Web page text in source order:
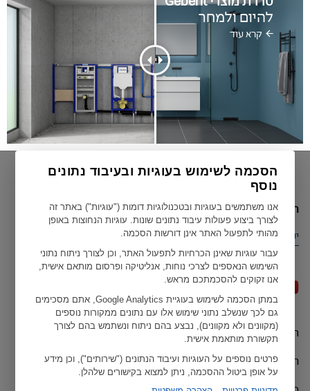
להיום ולמחר
הסכמה לשימוש בעוגיות ובעיבוד נתונים
נוסף
אנו משתמשים בעוגיות ובטכנולוגיות דומות ("עוגיות") באתר זה
לצורך ביצוע פעולות עיבוד נתונים שונות. עוגיות הנחוצות באופן
מהותי לתפעול האתר אינן דורשות הסכמה.
עבור עוגיות שאינן הכרחיות לתפעול האתר, וכן לצורך ניתוח נתוני
השימוש הנאספים לצרכי נוחות, אנליטיקה ופרסום מותאם אישית,
אנו זקוקים להסכמתכם מראש.
במתן הסכמה לשימוש בעוגיית Google Analytics, אתם מסכימים
גם לכך שנשלב נתוני שימוש אלו עם נתונים ממקורות נוספים
(מקוונים ולא מקוונים), נבצע בהם ניתוח ונשתמש בהם לצורך
תקשורת מותאמת אישית.
פרטים נוספים על העוגיות ועיבוד הנתונים ("שירותים"), וכן מידע
על אופן ביטול ההסכמה, ניתן למצוא בקישורים שלהלן.
הארץ הנוכחית שלך
ישראל
תנאי שימושGeberit כל הזכויות שמורות ל ©
הצהרות האיחוד האירופי